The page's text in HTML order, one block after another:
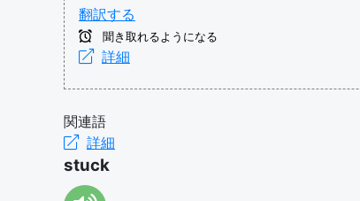
翻訳する
聞き取れるようになる
詳細
関連語
詳細
stuck